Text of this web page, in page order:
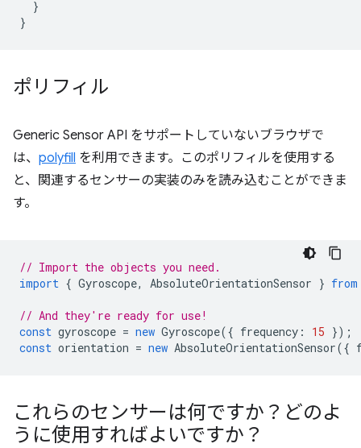
}
}
ポリフィル
Generic Sensor API をサポートしていないブラウザで
は、 polyfill を利用できます。このポリフィルを使用する
と、関連するセンサーの実装のみを読み込むことができま
す。
// Import the objects you need.
import { Gyroscope, AbsoluteOrientationSensor } from
// And they're ready for use!
const gyroscope = new Gyroscope({ frequency : 15 });
const orientation = new AbsoluteOrientationSensor({
これらのセンサーは何ですか？どのよ
うに使用すればよいですか？